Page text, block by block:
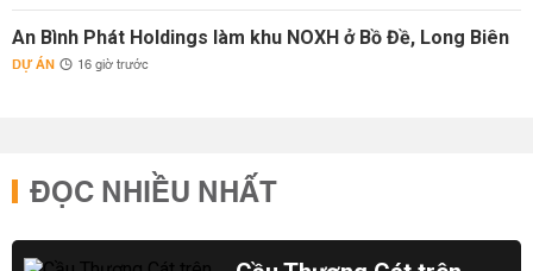
An Bình Phát Holdings làm khu NOXH ở Bồ Đề, Long Biên
DỰ ÁN 16 giờ trước
ĐỌC NHIỀU NHẤT